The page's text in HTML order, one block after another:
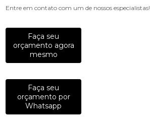
Entre em contato com um de nossos especialistas!
Faça seu
orçamento agora
mesmo
Faça seu
orçamento por
Whatsapp